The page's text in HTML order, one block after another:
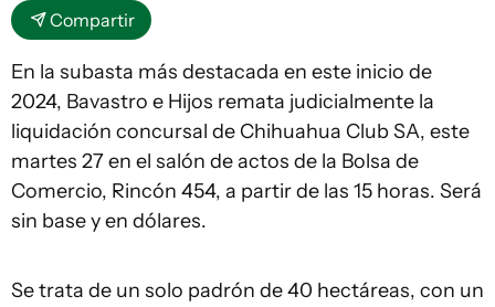
Compartir
En la subasta más destacada en este inicio de
2024, Bavastro e Hijos remata judicialmente la
liquidación concursal de Chihuahua Club SA, este
martes 27 en el salón de actos de la Bolsa de
Comercio, Rincón 454, a partir de las 15 horas. Será
sin base y en dólares.
Se trata de un solo padrón de 40 hectáreas, con un